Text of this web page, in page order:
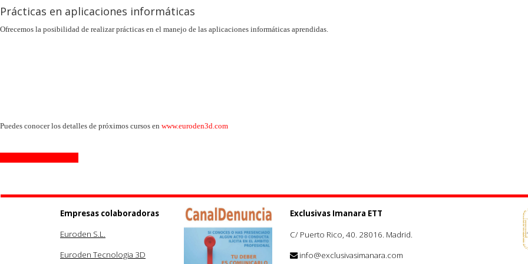
Prácticas en aplicaciones informáticas
Ofrecemos la posibilidad de realizar prácticas en el manejo de las aplicaciones informáticas aprendidas.
Puedes conocer los detalles de próximos cursos en www.euroden3d.com
Empresas colaboradoras
Euroden S.L.
Euroden Tecnologia 3D
Exclusivas Imanara ETT
C/ Puerto Rico, 40. 28016. Madrid.
info@exclusivasimanara.com